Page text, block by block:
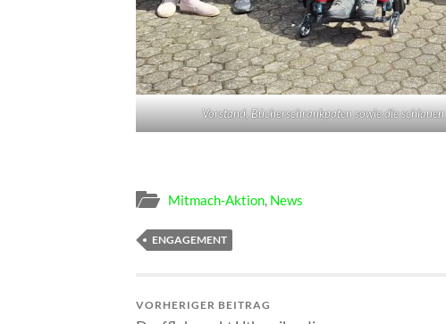
Vorstand, Bücherschrankpaten sowie die
Mitmach-Aktion, News
ENGAGEMENT
VORHERIGER BEITRAG